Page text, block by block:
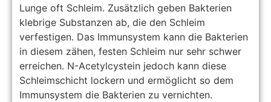
Lunge oft Schleim. Zusätzlich geben Bakterien
klebrige Substanzen ab, die den Schleim
verfestigen. Das Immunsystem kann die Bakterien
in diesem zähen, festen Schleim nur sehr schwer
erreichen. N-Acetylcystein jedoch kann diese
Schleimschicht lockern und ermöglicht so dem
Immunsystem die Bakterien zu vernichten.